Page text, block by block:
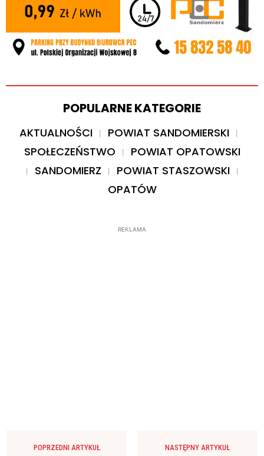
POPULARNE KATEGORIE
AKTUALNOŚCI
POWIAT SANDOMIERSKI
SPOŁECZEŃSTWO
POWIAT OPATOWSKI
SANDOMIERZ
POWIAT STASZOWSKI
OPATÓW
REKLAMA
POPRZEDNI ARTYKUŁ NASTĘPNY ARTYKUŁ